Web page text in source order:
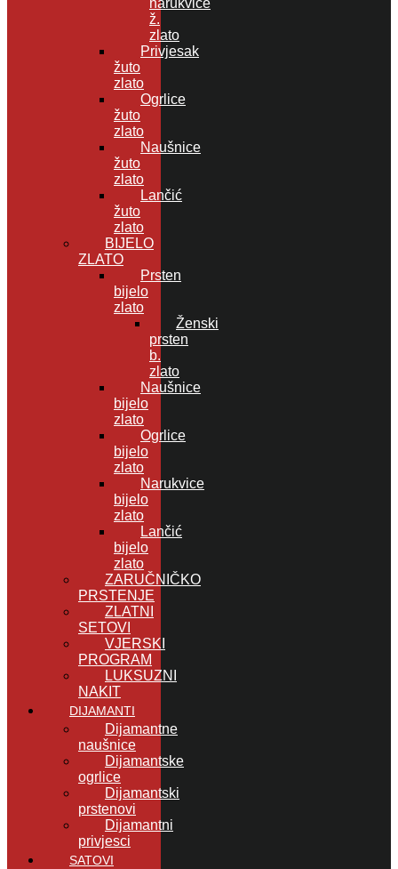
ž.
zlato
Privjesak
žuto
zlato
Ogrlice
žuto
zlato
Naušnice
žuto
zlato
Lančić
žuto
zlato
BIJELO
ZLATO
Prsten
bijelo
zlato
Ženski
prsten
b.
zlato
Naušnice
bijelo
zlato
Ogrlice
bijelo
zlato
Narukvice
bijelo
zlato
Lančić
bijelo
zlato
ZARUČNIČKO
PRSTENJE
ZLATNI
SETOVI
VJERSKI
PROGRAM
LUKSUZNI
NAKIT
DIJAMANTI
Dijamantne
naušnice
Dijamantske
ogrlice
Dijamantski
prstenovi
Dijamantni
privjesci
SATOVI